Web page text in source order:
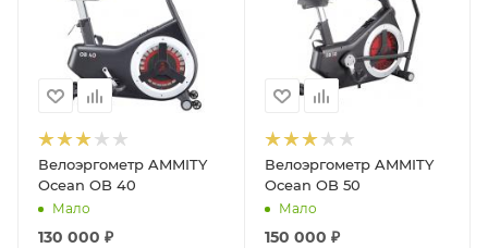
Велоэргометр AMMITY
Ocean OB 40
Мало
130 000 ₽
Велоэргометр AMMITY
Ocean OB 50
Мало
150 000 ₽